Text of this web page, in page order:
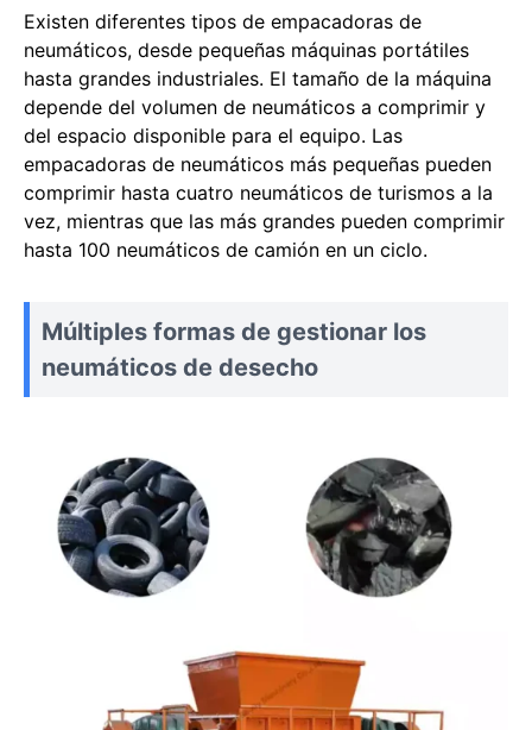
Existen diferentes tipos de empacadoras de
neumáticos, desde pequeñas máquinas portátiles
hasta grandes industriales. El tamaño de la máquina
depende del volumen de neumáticos a comprimir y
del espacio disponible para el equipo. Las
empacadoras de neumáticos más pequeñas pueden
comprimir hasta cuatro neumáticos de turismos a la
vez, mientras que las más grandes pueden comprimir
hasta 100 neumáticos de camión en un ciclo.
Múltiples formas de gestionar los
neumáticos de desecho